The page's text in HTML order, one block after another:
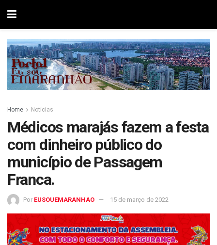
Home Notícias
Médicos marajás fazem a festa
com dinheiro público do
município de Passagem
Franca.
Por EUSOUEMARANHAO 15 de março de 2022